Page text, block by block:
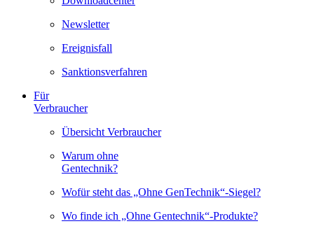
Newsletter
Ereignisfall
Sanktionsverfahren
Für
Verbraucher
Übersicht Verbraucher
Warum ohne
Gentechnik?
Wofür steht das „Ohne GenTechnik“-Siegel?
Wo finde ich „Ohne Gentechnik“-Produkte?